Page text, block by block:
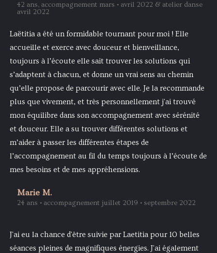
42 ans, accompagnement mars • avril 2022 & atelier danse
avril 2022
Laëtitia a été un formidable tournant pour moi ! Elle
accueille et exerce avec douceur et bienveillance,
toujours à l’écoute elle sait trouver les solutions qui
s’adaptent à chacun, et donne un vrai sens au chemin
qu’elle propose de parcourir avec elle. Je la recommande
plus que vivement, et très personnellement j'ai trouvé
mon équilibre dans son accompagnement avec sérénité
et douceur. Elle a su trouver différentes solutions et
m’aider à passer les différentes étapes de
l’accompagnement au fil du temps toujours à l’écoute de
mes besoins et de mes appréhensions.
Marie M.
24 ans • accompagnement juillet 2019 • septembre 2022
J'ai eu la chance d'être suivie par Laetitia pour 10 belles
séances pleines de magnifiques énergies. J'ai également